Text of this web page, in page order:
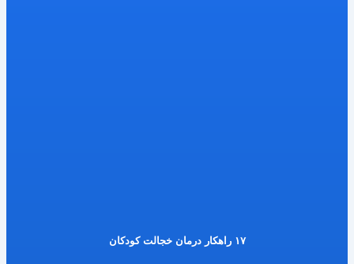
۱۷ راهکار درمان خجالت کودکان